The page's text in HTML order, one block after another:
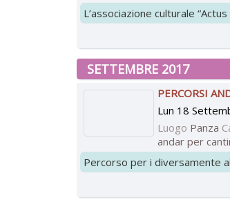
L’associazione culturale
SETTEMBRE 2017
PERCORSI
Lun 18
Luogo Panza
andar per
Percorso per i diversamente